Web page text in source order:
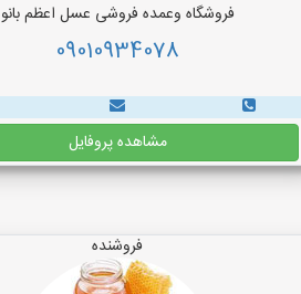
فروشگاه وعمده فروشی عسل اعظم بانو
09010934078
مشاهده پروفایل
فروشنده